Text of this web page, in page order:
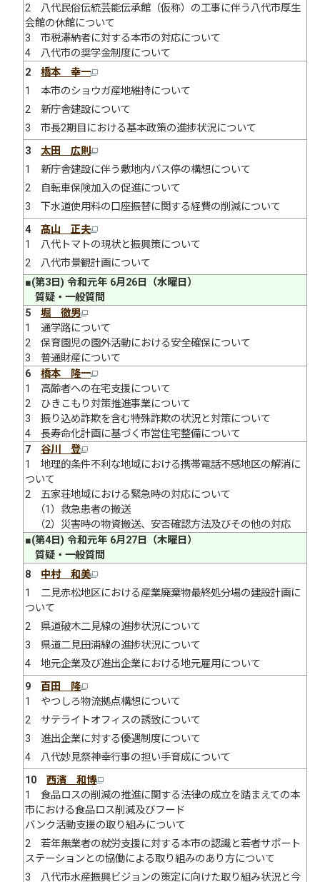
2 八代民俗伝統芸能伝承館（仮称）の工事に伴う八代市厚生
会館の休館について
3 市税滞納者に対する本市の対応について
4 八代市の奨学金制度について
2橋本 幸一
1 本市のショウガ産地維持について
2 新庁舎建設について
3 市長2期目における基本政策の進捗状況について
3太田 広則
1 新庁舎建設に伴う敷地内バス停の構想について
2 自転車保険加入の促進について
3 下水道使用料の口座振替に関する経費の削減について
4髙山 正夫
1 八代トマトの現状と振興策について
2 八代市景観計画について
■(第3日) 令和元年 6月26日（水曜日）
質疑・一般質問
5堀 徹男
1 通学路について
2 保育園児の園外活動における安全確保について
3 普通財産について
6橋本 隆一
1 高齢者への在宅支援について
2 ひきこもり対策推進事業について
3 振り込め詐欺を含む特殊詐欺の状況と対策について
4 長寿命化計画に基づく市営住宅整備について
7 谷川 登
1 地理的条件不利な地域における携帯電話不感地区の解消に
ついて
2 五家荘地域における緊急時の対応について
（1）救急患者の搬送
（2）災害時の物資搬送、安否確認方法及びその他の対応
■(第4日) 令和元年 6月27日（木曜日）
質疑・一般質問
8 中村 和美
1 二見赤松地区における産業廃棄物最終処分場の建設計画に
ついて
2 県道破木二見線の進捗状況について
3 県道二見田浦線の進捗状況について
4 地元企業及び進出企業における地元雇用について
9百田 隆
1 やつしろ物流拠点構想について
2 サテライトオフィスの誘致について
3 進出企業に対する優遇制度について
4 八代妙見祭神幸行事の担い手育成について
10西濱 和博
1 食品ロスの削減の推進に関する法律の成立を踏まえての本
市における食品ロス削減及びフード
バンク活動支援の取り組みについて
2 若年無業者の就労支援に対する本市の認識と若者サポート
ステーションとの協働による取り組みのあり方について
3 八代市水産振興ビジョンの策定に向けた取り組み状況と今